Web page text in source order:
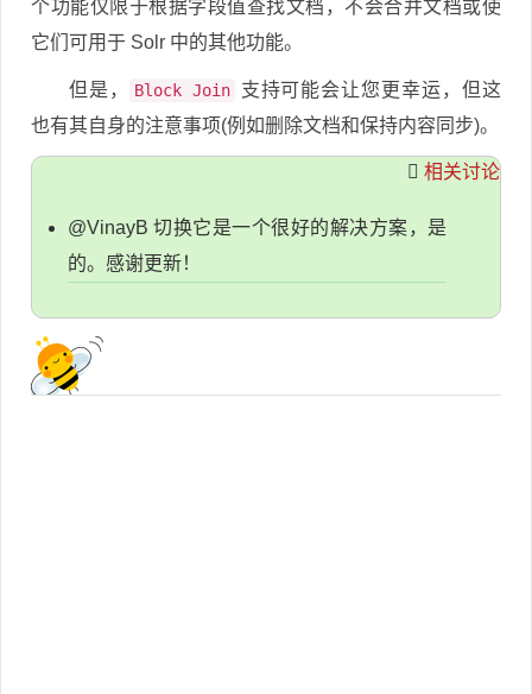
个功能仅限于根据字段值查找文档，不会合并文档或使
它们可用于 Solr 中的其他功能。
但是， Block Join
支持可能会让您更幸运，但这
也有其自身的注意事项(例如删除文档和保持内容同步)。
相关讨论
@VinayB 切换它是一个很好的解决方案，是
的。感谢更新！